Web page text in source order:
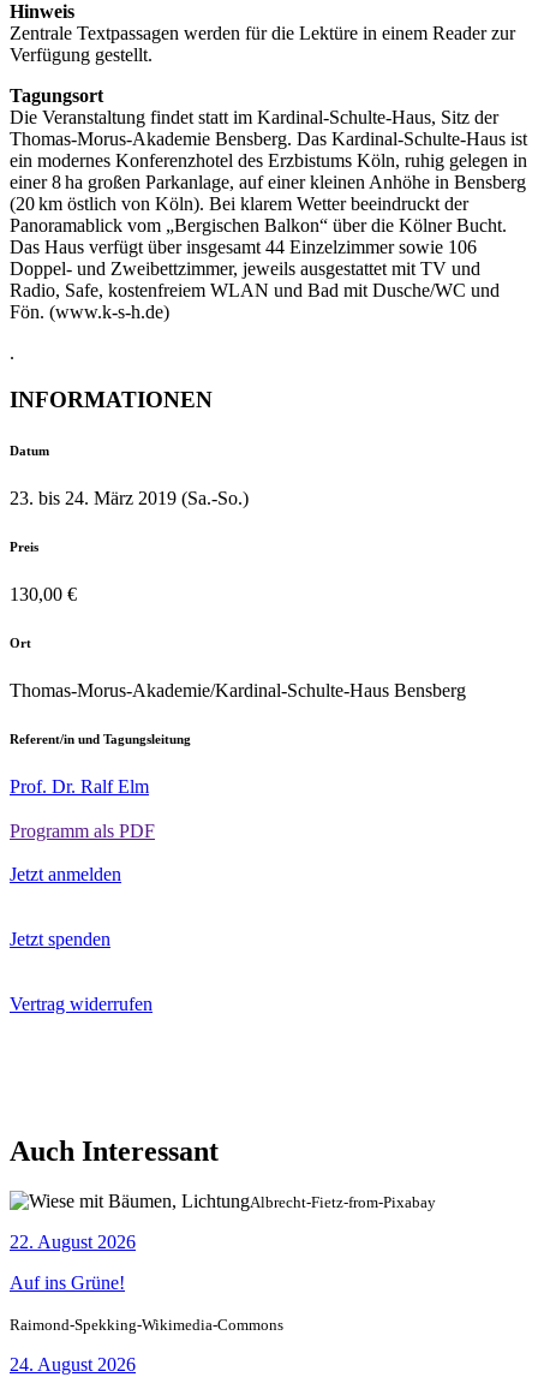
Hinweis
Zentrale Textpassagen werden für die Lektüre in einem Reader zur
Verfügung gestellt.
Tagungsort
Die Veranstaltung findet statt im Kardinal-Schulte-Haus, Sitz der
Thomas-Morus-Akademie Bensberg. Das Kardinal-Schulte-Haus ist
ein modernes Konferenzhotel des Erzbistums Köln, ruhig gelegen in
einer 8 ha großen Parkanlage, auf einer kleinen Anhöhe in Bensberg
(20 km östlich von Köln). Bei klarem Wetter beeindruckt der
Panoramablick vom „Bergischen Balkon“ über die Kölner Bucht.
Das Haus verfügt über insgesamt 44 Einzelzimmer sowie 106
Doppel- und Zweibettzimmer, jeweils ausgestattet mit TV und
Radio, Safe, kostenfreiem WLAN und Bad mit Dusche/WC und
Fön. (www.k-s-h.de)
.
INFORMATIONEN
Datum
23. bis 24. März 2019 (Sa.-So.)
Preis
130,00 €
Ort
Thomas-Morus-Akademie/Kardinal-Schulte-Haus Bensberg
Referent/in und Tagungsleitung
Prof. Dr. Ralf Elm
Programm als PDF
Jetzt anmelden
Jetzt spenden
Vertrag widerrufen
Auch Interessant
Albrecht-Fietz-from-Pixabay
22. August 2026
Auf ins Grüne!
Raimond-Spekking-Wikimedia-Commons
24. August 2026